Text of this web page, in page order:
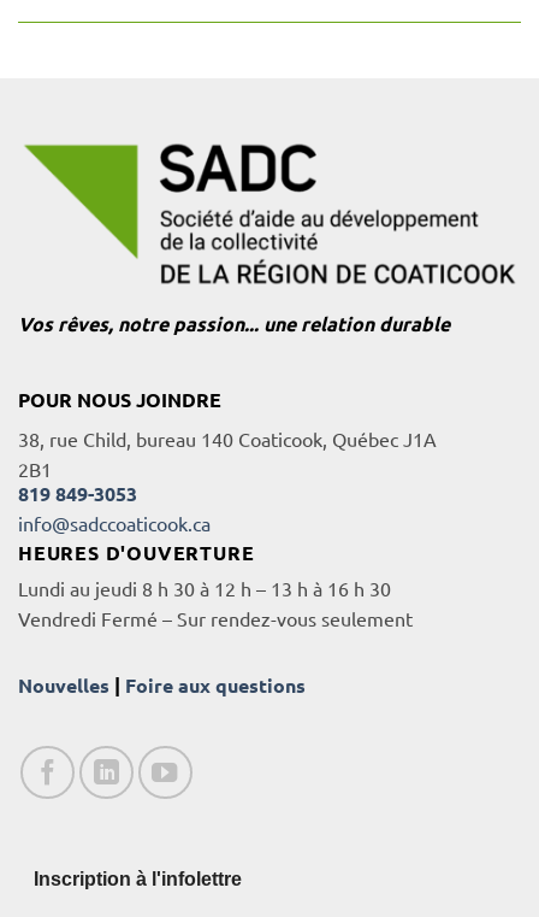
Vos rêves, notre passion... une relation durable
POUR NOUS JOINDRE
38, rue Child, bureau 140 Coaticook, Québec J1A
2B1
819 849-3053
info@sadccoaticook.ca
HEURES D'OUVERTURE
Lundi au jeudi 8 h 30 à 12 h – 13 h à 16 h 30
Vendredi Fermé – Sur rendez-vous seulement
Nouvelles | Foire aux questions
Inscription à l'infolettre